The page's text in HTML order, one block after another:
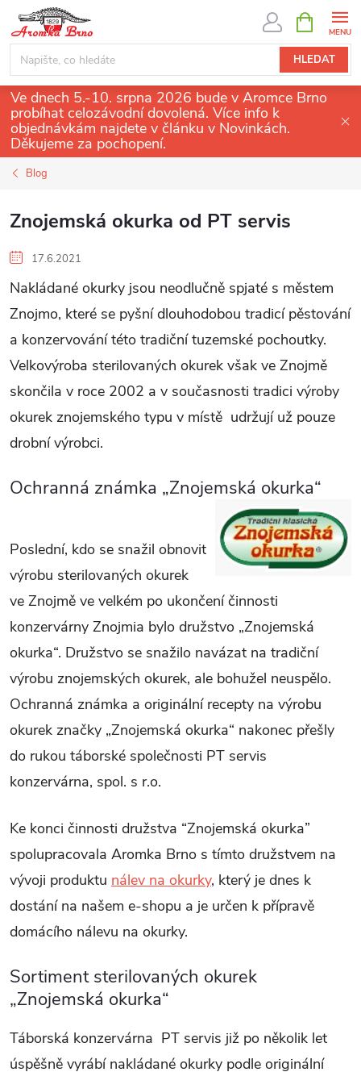
obsah
HLEDAT
NÁKUPNÍ
KOŠÍK
Ve dnech 5.-10. srpna 2026 bude v Aromce Brno
probíhat celozávodní dovolená. Více info k
objednávkám najdete v článku v Novinkách.
Děkujeme za pochopení.
Blog
Znojemská okurka od PT servis
17.6.2021
Nakládané okurky jsou neodlučně spjaté s městem
Znojmo, které se pyšní dlouhodobou tradicí pěstování
a konzervování této tradiční tuzemské pochoutky.
Velkovýroba sterilovaných okurek však ve Znojmě
skončila v roce 2002 a v současnosti tradici výroby
okurek znojemského typu v místě udržují už pouze
drobní výrobci.
Ochranná známka „Znojemská okurka“
Poslední, kdo se snažil obnovit
výrobu sterilovaných okurek
ve Znojmě ve velkém po ukončení činnosti
konzervárny Znojmia bylo družstvo „Znojemská
okurka“. Družstvo se snažilo navázat na tradiční
výrobu znojemských okurek, ale bohužel neuspělo.
Ochranná známka a originální recepty na výrobu
okurek značky „Znojemská okurka“ nakonec přešly
do rukou táborské společnosti PT servis
konzervárna, spol. s r.o.
Ke konci činnosti družstva “Znojemská okurka”
spolupracovala Aromka Brno s tímto družstvem na
vývoji produktu nálev na okurky, který je dnes k
dostání na našem e-shopu a je určen k přípravě
domácího nálevu na okurky.
Sortiment sterilovaných okurek
„Znojemská okurka“
Táborská konzervárna PT servis již po několik let
úspěšně vyrábí nakládané okurky podle originální